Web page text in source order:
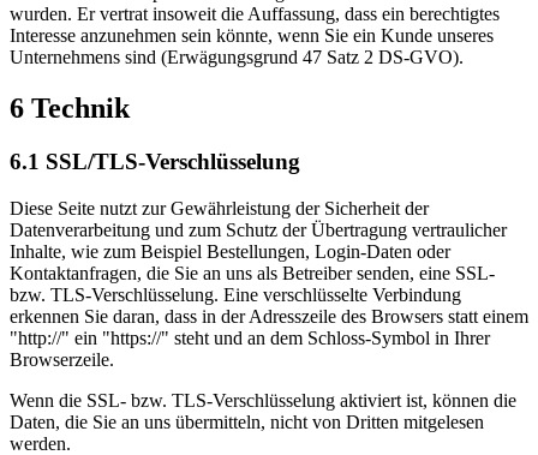
wurden. Er vertrat insoweit die Auffassung, dass ein berechtigtes
Interesse anzunehmen sein könnte, wenn Sie ein Kunde unseres
Unternehmens sind (Erwägungsgrund 47 Satz 2 DS-GVO).
6 Technik
6.1 SSL/TLS-Verschlüsselung
Diese Seite nutzt zur Gewährleistung der Sicherheit der
Datenverarbeitung und zum Schutz der Übertragung vertraulicher
Inhalte, wie zum Beispiel Bestellungen, Login-Daten oder
Kontaktanfragen, die Sie an uns als Betreiber senden, eine SSL-
bzw. TLS-Verschlüsselung. Eine verschlüsselte Verbindung
erkennen Sie daran, dass in der Adresszeile des Browsers statt einem
"http://" ein "https://" steht und an dem Schloss-Symbol in Ihrer
Browserzeile.
Wenn die SSL- bzw. TLS-Verschlüsselung aktiviert ist, können die
Daten, die Sie an uns übermitteln, nicht von Dritten mitgelesen
werden.